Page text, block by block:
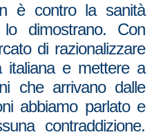
è contro la sanità
dimostrano. Con
di razionalizzare
italiana e mettere a
che arrivano dalle
abbiamo parlato e
contraddizione.